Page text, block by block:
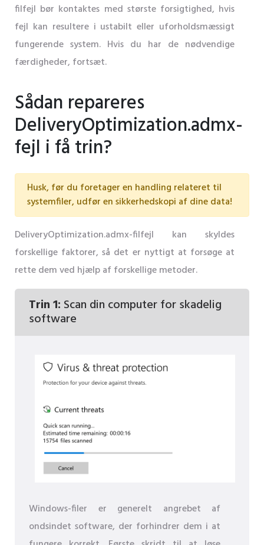
filfejl bør kontaktes med største forsigtighed, hvis
fejl kan resultere i ustabilt eller uforholdsmæssigt
fungerende system. Hvis du har de nødvendige
færdigheder, fortsæt.
Sådan repareres
DeliveryOptimization.admx-
fejl i få trin?
Husk, før du foretager en handling relateret til
systemfiler, udfør en sikkerhedskopi af dine data!
DeliveryOptimization.admx-filfejl kan skyldes
forskellige faktorer, så det er nyttigt at forsøge at
rette dem ved hjælp af forskellige metoder.
Trin 1: Scan din computer for skadelig
software
Windows-filer er generelt angrebet af
ondsindet software, der forhindrer dem i at